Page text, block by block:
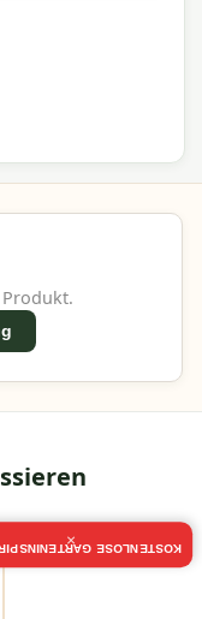
GARTENINSPIRATION
×